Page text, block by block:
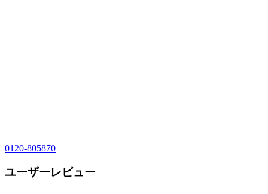
0120-805870
ユーザーレビュー